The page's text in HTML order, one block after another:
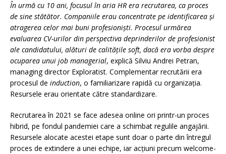
În urmă cu 10 ani, focusul în aria HR era recrutarea, ca proces
de sine stătător. Companiile erau concentrate pe identificarea și
atragerea celor mai buni profesioniști. Procesul urmărea
evaluarea CV-urilor din perspectiva deprinderilor de profesionist
ale candidatului, alături de calitățile soft, dacă era vorba despre
ocuparea unui job managerial, explică Silviu Andrei Petran,
managing director Exploratist. Complementar recrutării era
procesul de induction, o familiarizare rapidă cu organizația.
Resursele erau orientate către standardizare.
Recrutarea în 2021 se face adesea online ori printr-un proces
hibrid, pe fondul pandemiei care a schimbat regulile angajării.
Resursele alocate acestei etape sunt doar o parte din întregul
proces de extindere a unei echipe, iar acțiuni precum welcome-